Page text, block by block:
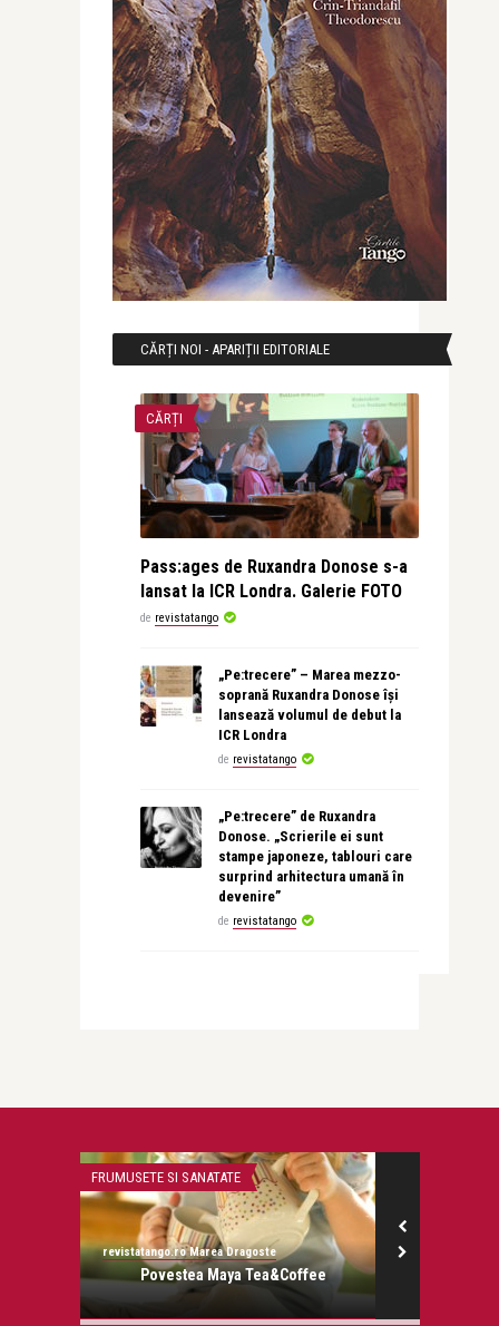
CĂRȚI NOI - APARIȚII EDITORIALE
CĂRȚI
Pass:ages de Ruxandra Donose s-a
lansat la ICR Londra. Galerie FOTO
de revistatango
„Pe:trecere” – Marea mezzo-
soprană Ruxandra Donose își
lansează volumul de debut la
ICR Londra
de revistatango
„Pe:trecere” de Ruxandra
Donose. „Scrierile ei sunt
stampe japoneze, tablouri care
surprind arhitectura umană în
devenire”
de revistatango
FRUMUSETE SI SANATATE
revistatango.ro Marea Dragoste
Povestea Maya Tea&Coffee